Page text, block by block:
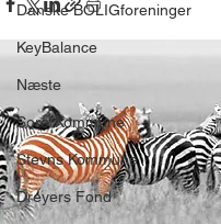
Danske BOLIGforeninger
KeyBalance
Næste
Sorø Kommune
Stevns Kommune
Dreyers Fond